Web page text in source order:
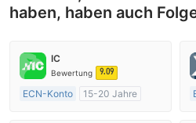
haben, haben auch
IC
Bewertung 9.09
ECN-Konto
15-20 Jahre